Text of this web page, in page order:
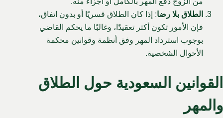
الطلاق بلا رضا: إذا كان الطلاق قسريًا أو بدون اتفاق،
فإن الأمور تكون أكثر تعقيدًا، وغالبًا ما يحكم القاضي
بوجوب استرداد المهر وفق أنظمة وقوانين محكمة
الأحوال الشخصية.
القوانين السعودية حول الطلاق
والمهر